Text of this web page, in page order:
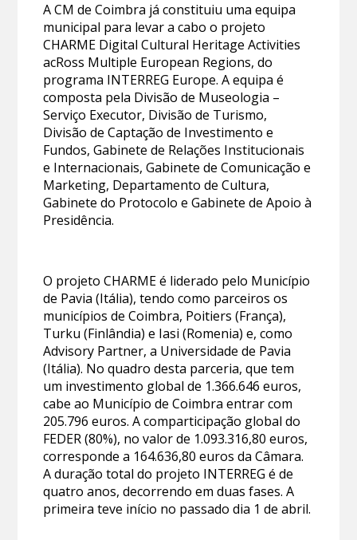
A CM de Coimbra já constituiu uma equipa
municipal para levar a cabo o projeto
CHARME Digital Cultural Heritage Activities
acRoss Multiple European Regions, do
programa INTERREG Europe. A equipa é
composta pela Divisão de Museologia –
Serviço Executor, Divisão de Turismo,
Divisão de Captação de Investimento e
Fundos, Gabinete de Relações Institucionais
e Internacionais, Gabinete de Comunicação e
Marketing, Departamento de Cultura,
Gabinete do Protocolo e Gabinete de Apoio à
Presidência.
O projeto CHARME é liderado pelo Município
de Pavia (Itália), tendo como parceiros os
municípios de Coimbra, Poitiers (França),
Turku (Finlândia) e Iasi (Romenia) e, como
Advisory Partner, a Universidade de Pavia
(Itália). No quadro desta parceria, que tem
um investimento global de 1.366.646 euros,
cabe ao Município de Coimbra entrar com
205.796 euros. A comparticipação global do
FEDER (80%), no valor de 1.093.316,80 euros,
corresponde a 164.636,80 euros da Câmara.
A duração total do projeto INTERREG é de
quatro anos, decorrendo em duas fases. A
primeira teve início no passado dia 1 de abril.